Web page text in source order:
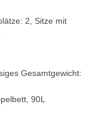
2, Sitze mit